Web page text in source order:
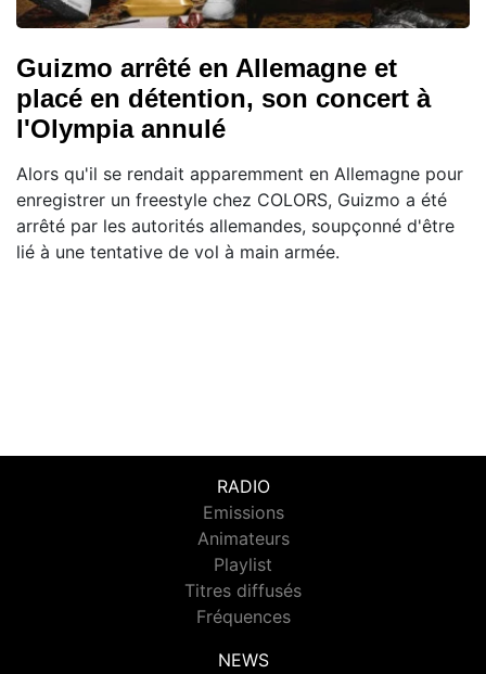
Guizmo arrêté en Allemagne et
placé en détention, son concert à
l'Olympia annulé
Alors qu'il se rendait apparemment en Allemagne pour
enregistrer un freestyle chez COLORS, Guizmo a été
arrêté par les autorités allemandes, soupçonné d'être
lié à une tentative de vol à main armée.
RADIO
Emissions
Animateurs
Playlist
Titres diffusés
Fréquences
NEWS